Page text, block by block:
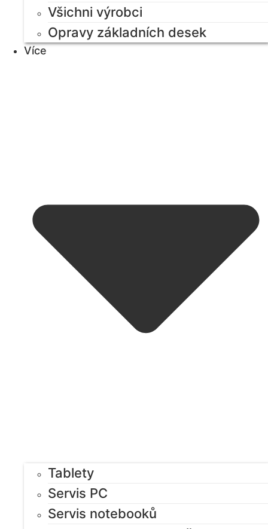
Všichni výrobci
Opravy základních desek
Více
Tablety
Servis PC
Servis notebooků